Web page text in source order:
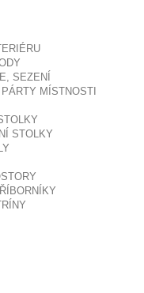
SEZENÍ
PÁRTY MÍSTNOSTI
STOLKY